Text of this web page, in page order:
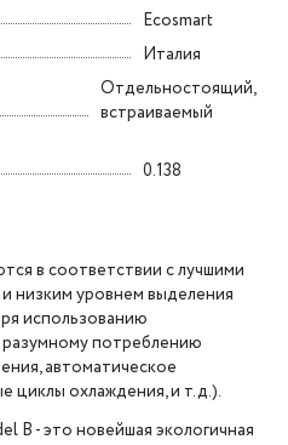
Ecosmart
Италия
Отдельностоящий,
встраиваемый
0.138
в соответствии с лучшими
низким уровнем выделения
использованию
потреблению
автоматическое
циклы охлаждения, и т.д.).
B - это новейшая экологичная